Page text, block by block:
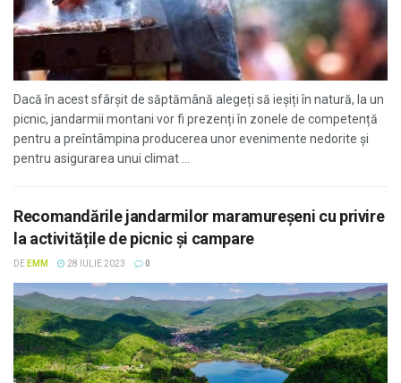
Dacă în acest sfârșit de săptămână alegeți să ieșiți în natură, la un
picnic, jandarmii montani vor fi prezenți în zonele de competență
pentru a preîntâmpina producerea unor evenimente nedorite și
pentru asigurarea unui climat ...
Recomandările jandarmilor maramureșeni cu privire
la activitățile de picnic și campare
DE EMM 28 IULIE 2023 0